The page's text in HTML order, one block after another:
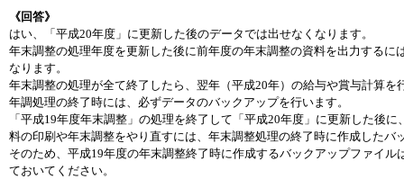
《回答》
はい、「平成20年度」に更新した後のデータでは出せなくなります。
年末調整の処理年度を更新した後に前年度の年末調整の資料を出力する
なります。
年末調整の処理が全て終了したら、翌年（平成20年）の給与や賞与計算
年調処理の終了時には、必ずデータのバックアップを行います。
「平成19年度年末調整」の処理を終了して「平成20年度」に更新した後
料の印刷や年末調整をやり直すには、年末調整処理の終了時に作成したバ
そのため、平成19年度の年末調整終了時に作成するバックアップファイ
ておいてください。